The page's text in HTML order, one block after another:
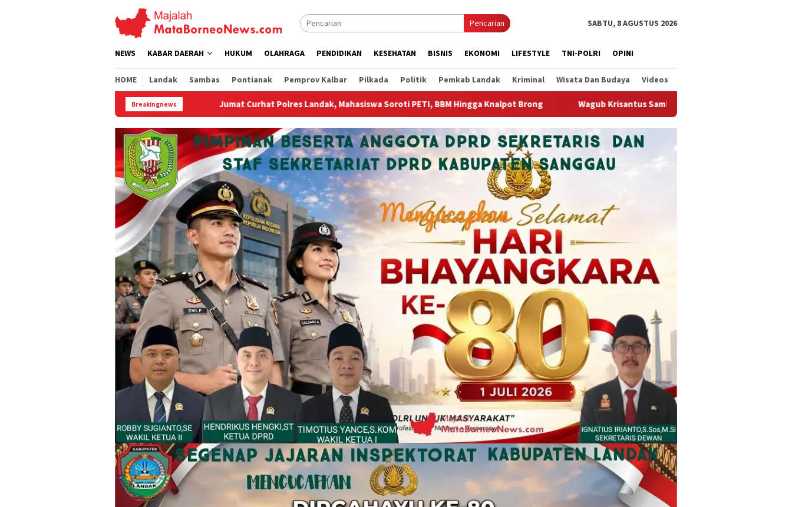
Pencarian SABTU, 8 AGUSTUS 2026
NEWS KABAR DAERAH HUKUM OLAHRAGA PENDIDIKAN KESEHATAN BISNIS EKONOMI LIFESTYLE TNI-POLRI OPINI
HOME Landak Sambas Pontianak Pemprov Kalbar Pilkada Politik Pemkab Landak Kriminal Wisata Dan Budaya Videos
Breakingnews
Jumat Curhat Polres Landak, Mahasiswa Soroti PETI, BBM Hingga Knalpot Brong Wagub Krisantus Sambut Kembali Berjalannya Ekspor Alumina, Dorong Penguatan